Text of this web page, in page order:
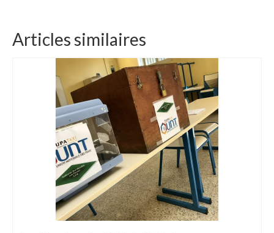
Devenir adhérent
Espace adhérent
ACTUALITÉS
CONTACTEZ-NOUS
Articles similaires